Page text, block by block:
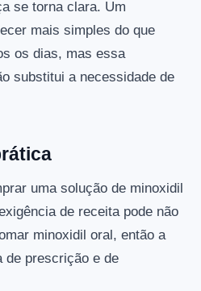
se torna clara. Um
mais simples do que
os dias, mas essa
substitui a necessidade de
uma solução de minoxidil
de receita pode não
minoxidil oral, então a
de prescrição e de